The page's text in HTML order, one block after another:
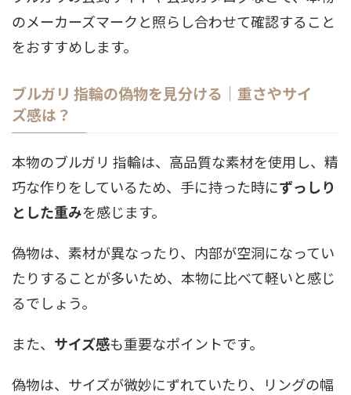
のメーカーズマークと照らし合わせて確認すること
をおすすめします。
ブルガリ 指輪の偽物を見分ける｜重さやサイ
ズ感は？
本物のブルガリ 指輪は、高品質な素材を使用し、精
巧な作りをしているため、手に持った時にずっしり
とした重みを感じます。
偽物は、素材が異なったり、内部が空洞になってい
たりすることが多いため、本物に比べて軽いと感じ
るでしょう。
また、 サイズ感も重要なポイントです。
偽物は、サイズが微妙にずれていたり、リングの幅